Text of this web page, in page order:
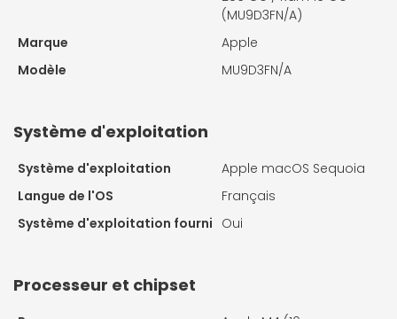
(MU9D3FN/A)
Marque
Apple
Modèle
MU9D3FN/A
Système d'exploitation
Système d'exploitation
Apple macOS Sequoia
Langue de l'OS
Français
Système d'exploitation fourni Oui
Processeur et chipset